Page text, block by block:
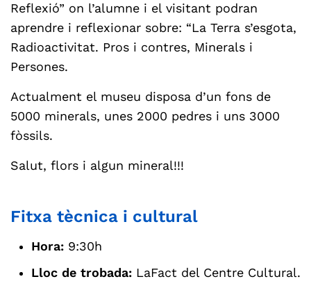
Reflexió” on l’alumne i el visitant podran
aprendre i reflexionar sobre: “La Terra s’esgota,
Radioactivitat. Pros i contres, Minerals i
Persones.
Actualment el museu disposa d’un fons de
5000 minerals, unes 2000 pedres i uns 3000
fòssils.
Salut, flors i algun mineral!!!
Fitxa tècnica i cultural
Hora: 9:30h
Lloc de trobada: LaFact del Centre Cultural.